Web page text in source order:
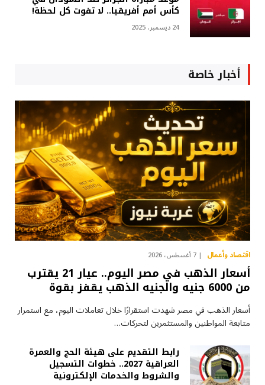
كأس أمم أفريقيا.. لا تفوت كل لحظة!
24 ديسمبر، 2025
أخبار خاصة
اقتصاد وأعمال 7 أغسطس، 2026
أسعار الذهب في مصر اليوم.. عيار 21 يقترب
من 6000 جنيه والجنيه الذهب يقفز بقوة
أسعار الذهب في مصر شهدت استقرارًا خلال تعاملات اليوم، مع استمرار
متابعة المواطنين والمستثمرين لتحركات…
رابط التقديم على هيئة الحج والعمرة
العراقية 2027.. خطوات التسجيل
والشروط والخدمات الإلكترونية